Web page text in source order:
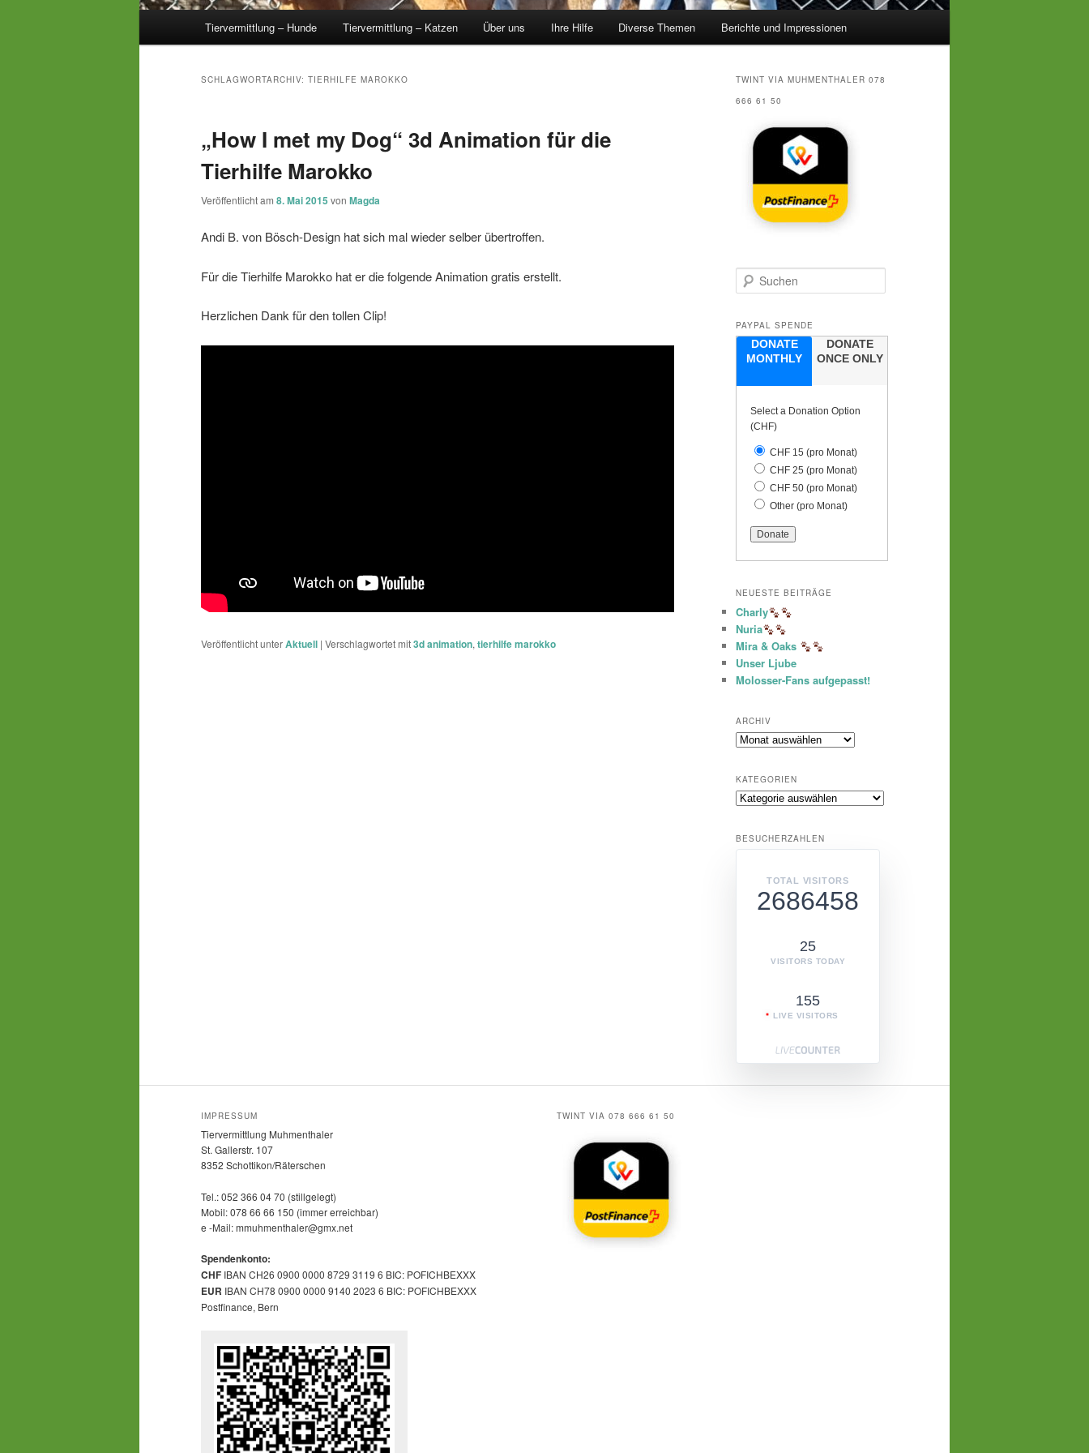
Tiervermittlung – Hunde Tiervermittlung – Katzen Über uns Ihre Hilfe Diverse Themen Berichte und Impressionen
SCHLAGWORTARCHIV: TIERHILFE MAROKKO
„How I met my Dog“ 3d Animation für die
Tierhilfe Marokko
Veröffentlicht am 8. Mai 2015 von Magda
Andi B. von Bösch-Design hat sich mal wieder selber übertroffen.
Für die Tierhilfe Marokko hat er die folgende Animation gratis erstellt.
Herzlichen Dank für den tollen Clip!
Veröffentlicht unterAktuell | Verschlagwortet mit3d animation, tierhilfe marokko
TWINT VIA MUHMENTHALER 078
666 61 50
u
h
e
PAYPAL SPENDE
DONATE
MONTHLY
DONATE
ONCE ONLY
Select a Donation Option
(CHF)
CHF 15 (pro Monat)
CHF 25 (pro Monat)
CHF 50 (pro Monat)
Other (pro Monat)
NEUESTE BEITRÄGE
Charly
Nuria
Mira & Oaks
Unser Ljube
Molosser-Fans aufgepasst!
ARCHIV
Archiv
KATEGORIEN
Kategorien
BESUCHERZAHLEN
TOTAL VISITORS
2686458
25
VISITORS TODAY
155
LIVE VISITORS
IMPRESSUM
Tiervermittlung Muhmenthaler
St. Gallerstr. 107
8352 Schottikon/Räterschen
Tel.: 052 366 04 70 (stillgelegt)
Mobil: 078 66 66 150 (immer erreichbar)
e -Mail: mmuhmenthaler@gmx.net
Spendenkonto:
CHF IBAN CH26 0900 0000 8729 3119 6 BIC: POFICHBEXXX
EUR IBAN CH78 0900 0000 9140 2023 6 BIC: POFICHBEXXX
Postfinance, Bern
TWINT VIA 078 666 61 50